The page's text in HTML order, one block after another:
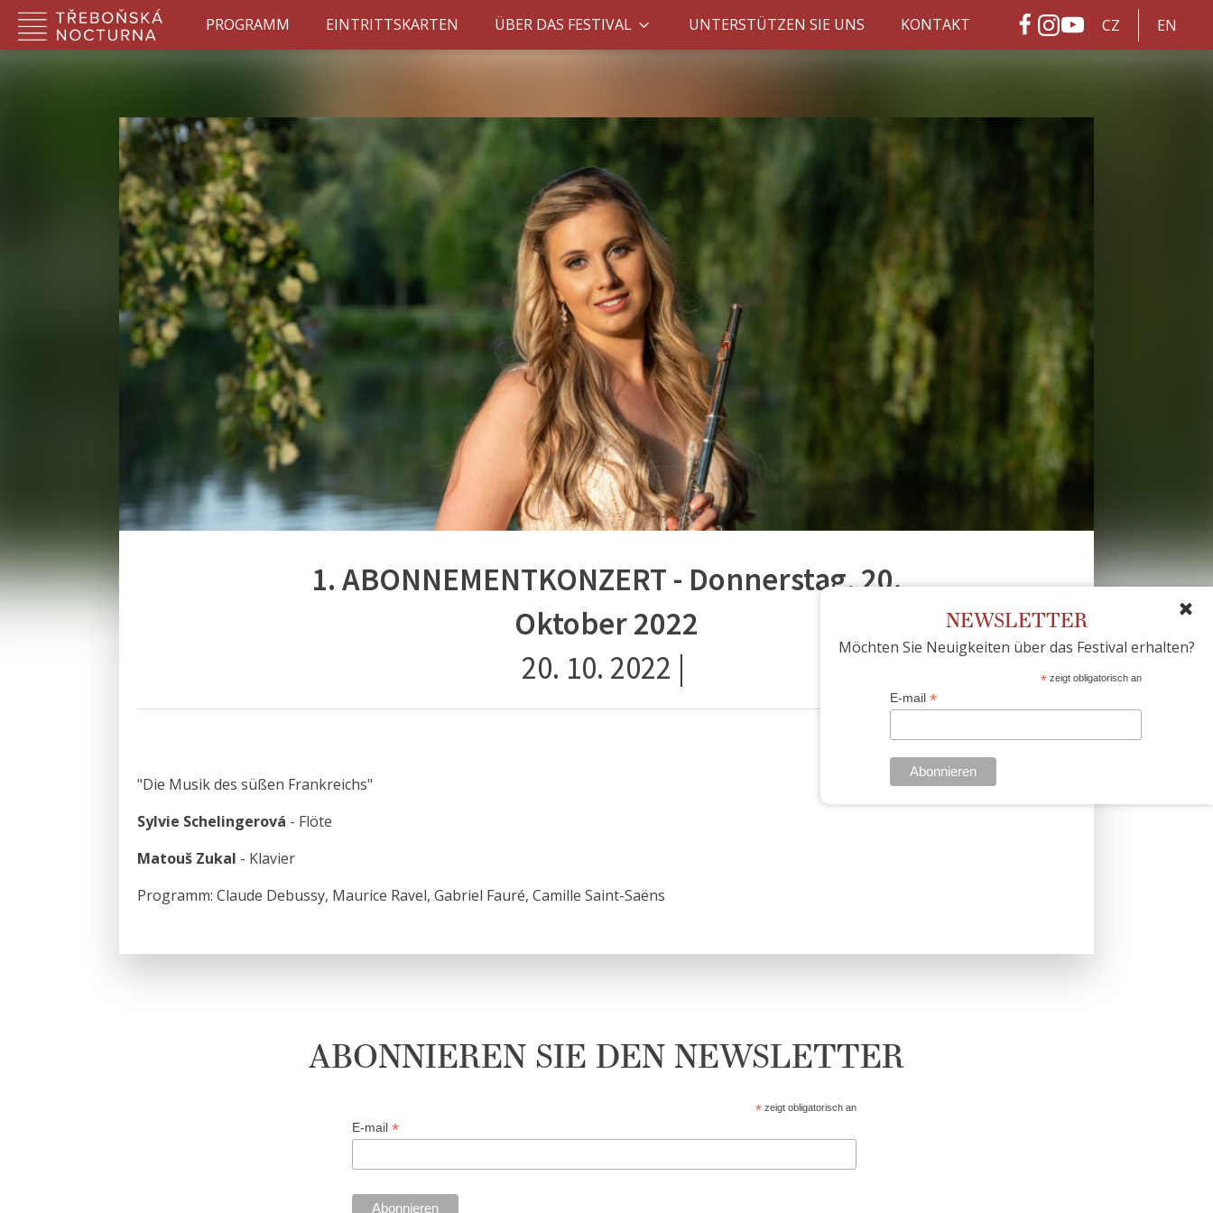
PROGRAMM EINTRITTSKARTEN ÜBER DAS FESTIVAL UNTERSTÜTZEN SIE UNS KONTAKT CZ EN
1. ABONNEMENTKONZERT - Donnerstag, 20.
Oktober 2022
20. 10. 2022 |
"Die Musik des süßen Frankreichs"
Sylvie Schelingerová - Flöte
Matouš Zukal - Klavier
Programm: Claude Debussy, Maurice Ravel, Gabriel Fauré, Camille Saint-Saëns
NEWSLETTER
Möchten Sie Neuigkeiten über das Festival erhalten?
*zeigt obligatorisch an
E-mail *
ABONNIEREN SIE DEN NEWSLETTER
*zeigt obligatorisch an
E-mail *